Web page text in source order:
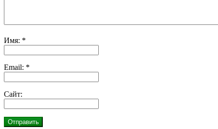
Имя: *
Email: *
Сайт: